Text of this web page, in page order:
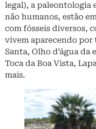
legal), a paleontologia
não humanos, estão
com fósseis diversos,
vivem aparecendo por
Santa, Olho d’água da
Toca da Boa Vista,
mais.